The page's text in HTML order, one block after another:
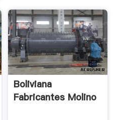
Boliviana
Fabricantes Molino